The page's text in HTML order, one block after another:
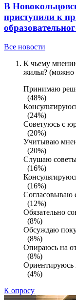
В
приступили к
Все новости
К чьему
жилья? (можно
Принимаю
(48%)
(24%)
Советуюсь с
(20%)
Учитываю
(20%)
Слушаю
(16%)
(16%)
Согласовываю
(12%)
Обязательно
(8%)
Обсуждаю
(8%)
Опираюсь на
(8%)
Ориентируюсь
(4%)
К опросу